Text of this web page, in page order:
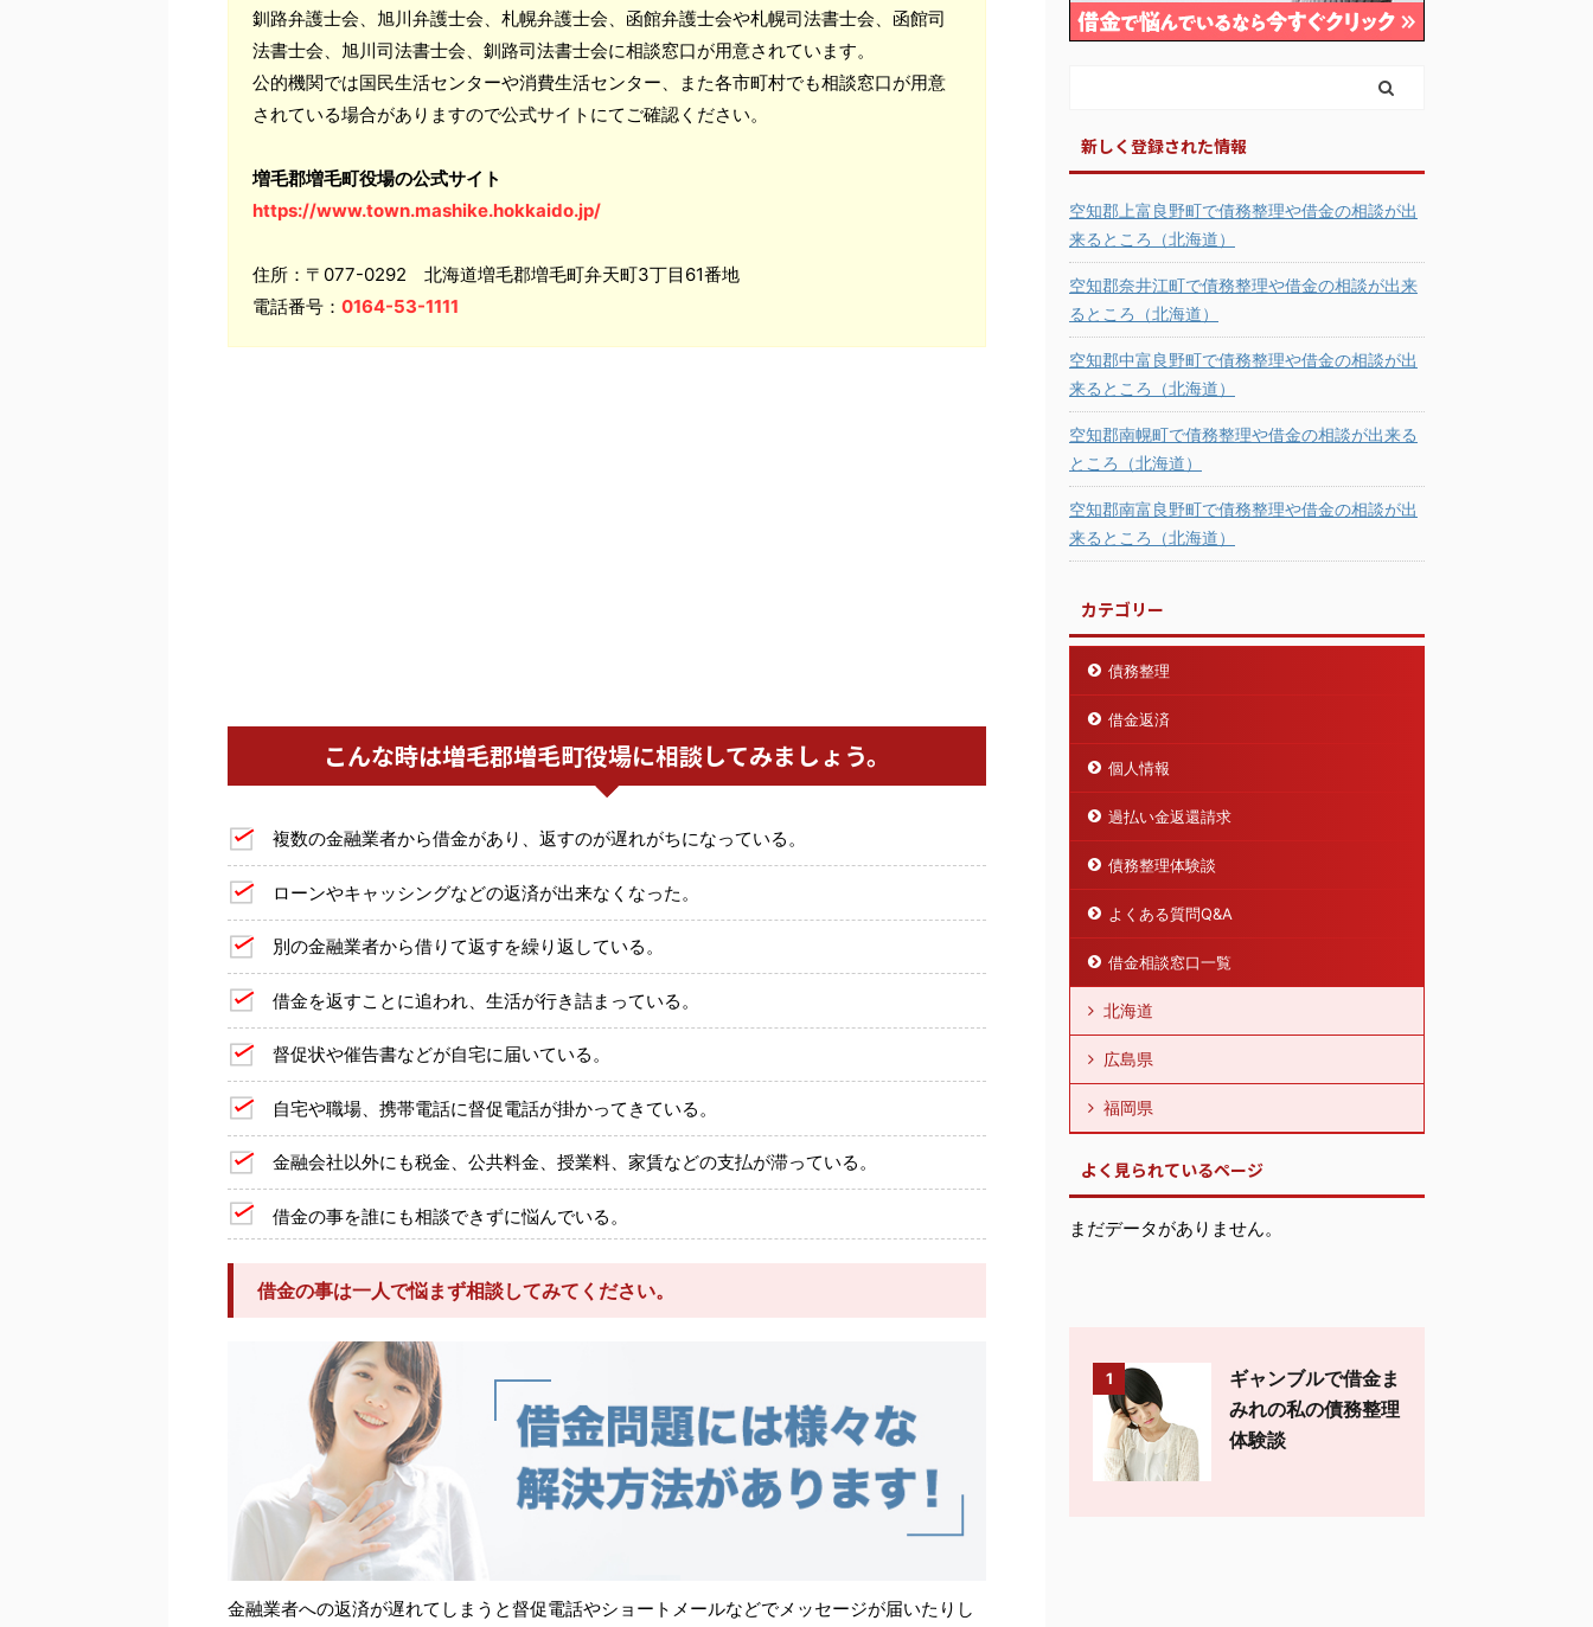
釧路弁護士会、旭川弁護士会、札幌弁護士会、函館弁護士会や札幌司法書士会、函館司
法書士会、旭川司法書士会、釧路司法書士会に相談窓口が用意されています。
公的機関では国民生活センターや消費生活センター、また各市町村でも相談窓口が用意
されている場合がありますので公式サイトにてご確認ください。
増毛郡増毛町役場の公式サイト
https://www.town.mashike.hokkaido.jp/
住所：〒077-0292 北海道増毛郡増毛町弁天町3丁目61番地
電話番号： 0164-53-1111
こんな時は増毛郡増毛町役場に相談してみましょう。
複数の金融業者から借金があり、返すのが遅れがちになっている。
ローンやキャッシングなどの返済が出来なくなった。
別の金融業者から借りて返すを繰り返している。
借金を返すことに追われ、生活が行き詰まっている。
督促状や催告書などが自宅に届いている。
自宅や職場、携帯電話に督促電話が掛かってきている。
金融会社以外にも税金、公共料金、授業料、家賃などの支払が滞っている。
借金の事を誰にも相談できずに悩んでいる。
借金の事は一人で悩まず相談してみてください。
金融業者への返済が遅れてしまうと督促電話やショートメールなどでメッセージが届いたりし
新しく登録された情報
空知郡上富良野町で債務整理や借金の相談が出
来るところ（北海道）
空知郡奈井江町で債務整理や借金の相談が出来
るところ（北海道）
空知郡中富良野町で債務整理や借金の相談が出
来るところ（北海道）
空知郡南幌町で債務整理や借金の相談が出来る
ところ（北海道）
空知郡南富良野町で債務整理や借金の相談が出
来るところ（北海道）
カテゴリー
債務整理
借金返済
個人情報
過払い金返還請求
債務整理体験談
よくある質問Q&A
借金相談窓口一覧
北海道
広島県
福岡県
よく見られているページ
まだデータがありません。
1
ギャンブルで借金ま
みれの私の債務整理
体験談